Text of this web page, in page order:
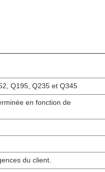
Q195, Q235 et Q345
en fonction de
du client.